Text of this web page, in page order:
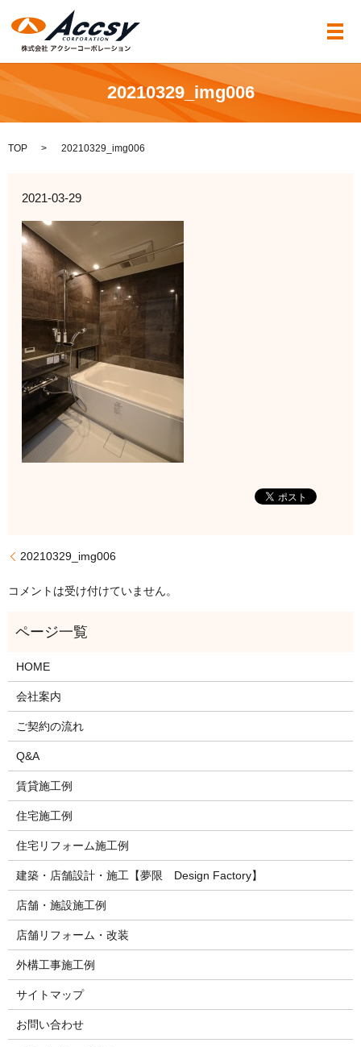
メ
20210329_img006
TOP 20210329_img006
2021-03-29
20210329_img006
コメントは受け付けていません。
HOME
会社案内
ご契約の流れ
Q&A
賃貸施工例
住宅施工例
住宅リフォーム施工例
建築・店舗設計・施工【夢限 Design Factory】
店舗・施設施工例
店舗リフォーム・改装
外構工事施工例
サイトマップ
お問い合わせ